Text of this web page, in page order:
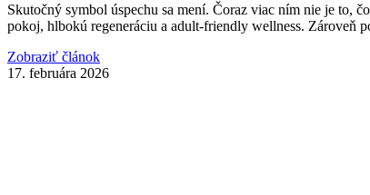
Skutočný symbol úspechu sa mení. Čoraz viac ním nie je
pokoj, hlbokú regeneráciu a adult-friendly wellness. Zároveň
Zobraziť článok
17. februára 2026